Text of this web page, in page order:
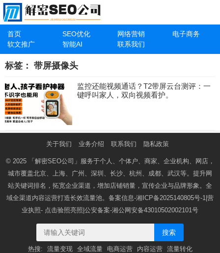
首页 SEO优化 网络营销
电子商务
软文推广
智能AI 联系我们
标签： 带屏摄像头
监控还能视频通话？T2带屏云台测评：一
键呼叫家人，双向视频看护。
关于我们 业务介绍 联系我们 隐私政策
© 2025 「解密SEO公司」 服务于个人、个体户、商家、企业机构、网店，
城市覆盖北京、上海、广州、深圳、长沙、杭州、成都、武汉等。提升网
站关键词排名，拓宽企业渠道，增加店铺销量，宣传企业与品牌形象。全
域全渠道内容运营打造长效流量池。备案信息-湘ICP备2025140805号-1 |营
业执照- 点击验照亮照 |公安备案-湘公网安备43010502002101号
搜索
热搜: 流量变现 全域流量 电商运营 内容运营 流量转化